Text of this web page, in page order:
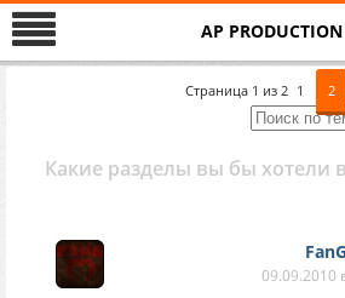
AP PRODUCTION
Страница 1 из 2 1 2
Какие разделы вы бы хотели
FanG
09.09.2010